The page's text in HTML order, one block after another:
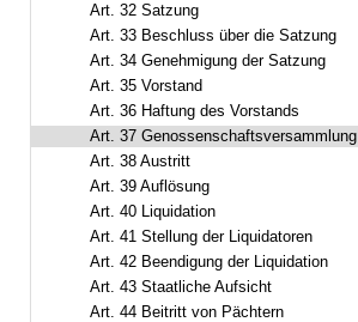
Art. 32 Satzung
Art. 33 Beschluss über die Satzung
Art. 34 Genehmigung der Satzung
Art. 35 Vorstand
Art. 36 Haftung des Vorstands
Art. 37 Genossenschaftsversammlung
Art. 38 Austritt
Art. 39 Auflösung
Art. 40 Liquidation
Art. 41 Stellung der Liquidatoren
Art. 42 Beendigung der Liquidation
Art. 43 Staatliche Aufsicht
Art. 44 Beitritt von Pächtern